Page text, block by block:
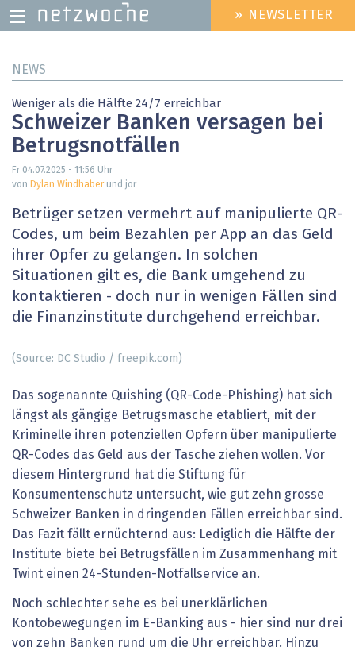
zum
HEADER
MENU
» NEWSLETTER
NEWS
Weniger als die Hälfte 24/7 erreichbar
Schweizer Banken versagen bei
Betrugsnotfällen
Fr 04.07.2025 - 11:56 Uhr
von Dylan Windhaberund jor
Betrüger setzen vermehrt auf manipulierte QR-
Codes, um beim Bezahlen per App an das Geld
ihrer Opfer zu gelangen. In solchen
Situationen gilt es, die Bank umgehend zu
kontaktieren - doch nur in wenigen Fällen sind
die Finanzinstitute durchgehend erreichbar.
(Source: DC Studio / freepik.com)
Das sogenannte Quishing (QR-Code-Phishing) hat sich
längst als gängige Betrugsmasche etabliert, mit der
Kriminelle ihren potenziellen Opfern über manipulierte
QR-Codes das Geld aus der Tasche ziehen wollen. Vor
diesem Hintergrund hat die Stiftung für
Konsumentenschutz untersucht, wie gut zehn grosse
Schweizer Banken in dringenden Fällen erreichbar sind.
Das Fazit fällt ernüchternd aus: Lediglich die Hälfte der
Institute biete bei Betrugsfällen im Zusammenhang mit
Twint einen 24-Stunden-Notfallservice an.
Noch schlechter sehe es bei unerklärlichen
Kontobewegungen im E-Banking aus - hier sind nur drei
von zehn Banken rund um die Uhr erreichbar. Hinzu